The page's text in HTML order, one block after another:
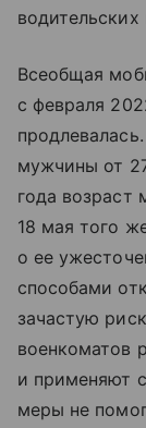
Всеобщая
с февраля
мужчины от
года возраст
18 мая того
о ее
способами
зачастую
военкоматов
и применяют
меры не